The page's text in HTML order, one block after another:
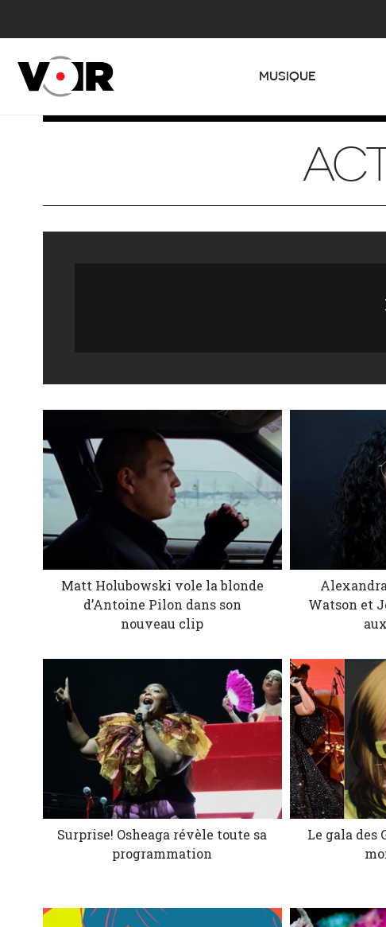
MUSIQUE
Matt Holubowski vole la blonde
d’Antoine Pilon dans son
nouveau clip
Watson et
Surprise! Osheaga révèle toute sa
programmation
Le gala des